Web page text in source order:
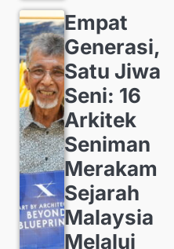
Empat
Generasi,
Satu Jiwa
Seni: 16
Arkitek
Seniman
Merakam
Sejarah
Malaysia
Melalui